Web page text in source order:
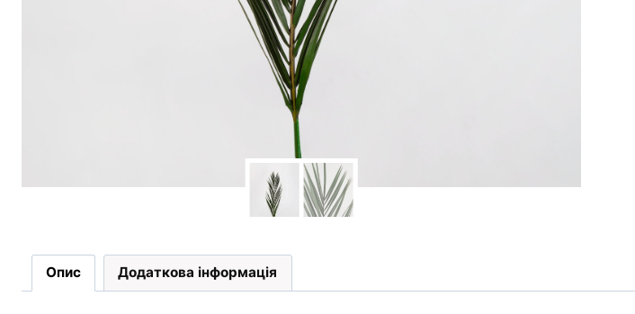
Опис Додаткова інформація